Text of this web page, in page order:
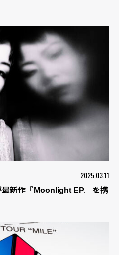
2025.03.11
新作『Moonlight EP』を携